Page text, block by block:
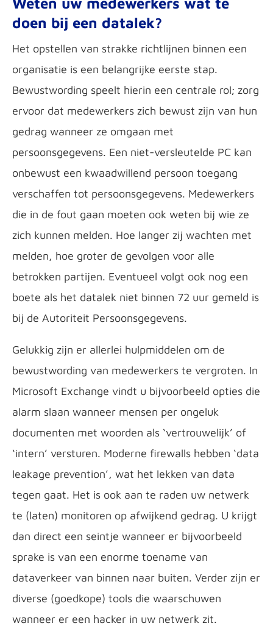
doen bij een datalek?
Het opstellen van strakke richtlijnen binnen een
organisatie is een belangrijke eerste stap.
Bewustwording speelt hierin een centrale rol; zorg
ervoor dat medewerkers zich bewust zijn van hun
gedrag wanneer ze omgaan met
persoonsgegevens. Een niet-versleutelde PC kan
onbewust een kwaadwillend persoon toegang
verschaffen tot persoonsgegevens. Medewerkers
die in de fout gaan moeten ook weten bij wie ze
zich kunnen melden. Hoe langer zij wachten met
melden, hoe groter de gevolgen voor alle
betrokken partijen. Eventueel volgt ook nog een
boete als het datalek niet binnen 72 uur gemeld is
bij de Autoriteit Persoonsgegevens.
Gelukkig zijn er allerlei hulpmiddelen om de
bewustwording van medewerkers te vergroten. In
Microsoft Exchange vindt u bijvoorbeeld opties die
alarm slaan wanneer mensen per ongeluk
documenten met woorden als ‘vertrouwelijk’ of
‘intern’ versturen. Moderne firewalls hebben ‘data
leakage prevention’, wat het lekken van data
tegen gaat. Het is ook aan te raden uw netwerk
te (laten) monitoren op afwijkend gedrag. U krijgt
dan direct een seintje wanneer er bijvoorbeeld
sprake is van een enorme toename van
dataverkeer van binnen naar buiten. Verder zijn er
diverse (goedkope) tools die waarschuwen
wanneer er een hacker in uw netwerk zit.